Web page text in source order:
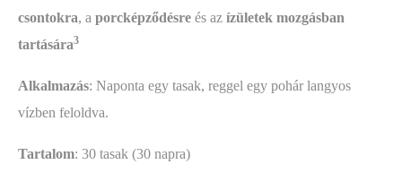
csontokra, a porcképződésre és az ízületek mozgásban
tartására3
Alkalmazás: Naponta egy tasak, reggel egy pohár langyos
vízben feloldva.
Tartalom: 30 tasak (30 napra)